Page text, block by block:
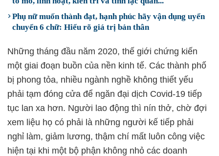
Phụ nữ muốn thành đạt, hạnh phúc hãy vận dụng uyển
chuyển 6 chữ: Hiểu rõ giá trị bản thân
Những tháng đầu năm 2020, thế giới chứng kiến
một giai đoạn buồn của nền kinh tế. Các thành phố
bị phong tỏa, nhiều ngành nghề không thiết yếu
phải tạm đóng cửa để ngăn đại dịch Covid-19 tiếp
tục lan xa hơn. Người lao động thì nín thở, chờ đợi
xem liệu họ có phải là những người kế tiếp phải
nghỉ làm, giảm lương, thậm chí mất luôn công việc
hiện tại khi một bộ phận không nhỏ các doanh